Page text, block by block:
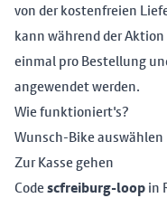
von der kostenfreien
kann während der
einmal pro Bestellung
angewendet werden.
Wie funktioniert's?
Wunsch-Bike auswählen
Zur Kasse gehen
Codescfreiburg-loopin